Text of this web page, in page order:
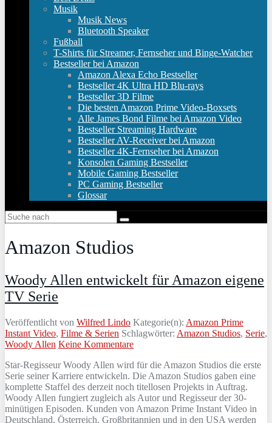
Musik
Musik News
Bluetooth Speaker
Fußball
T-Shirts für Streamer, Fernseher und Binge-Watcher
Bestseller bei Amazon
Amazon Alexa Echo Bestseller
Bestseller 4K Ultra HD Blu-rays
Bestseller 3D Filme
Die besten Amazon Prime Video-Boxsets
Alle James Bond Filme bei Amazon Video
Bestseller Streaming Hardware
Bestseller AV-Receiver bei Amazon
Bestseller 4K-Fernseher bei Amazon
Konsolen Gaming Bestseller
Mobile Gaming Bestseller
PC Gaming Bestseller
Glossar
Amazon Studios
Woody Allen entwickelt für Amazon eigene
TV Serie
Veröffentlicht von Wilfred Lindo Kategorie(n): Amazon Prime
Instant Video, Filme & Serien Schlagwörter: Amazon Studios, Serie,
Woody Allen Keine Kommentare
Star-Regisseur Woody Allen wird für die Amazon Studios die erste
Serie seiner Karriere entwickeln. Die Amazon Studios gaben eine
komplette Staffel des derzeit noch titellosen Projekts in Auftrag.
Woody Allen fungiert zugleich als Autor und Regisseur der 30-
minütigen Episoden. Kunden von Amazon Prime Instant Video in
Deutschland, Österreich, Großbritannien und in den USA werden